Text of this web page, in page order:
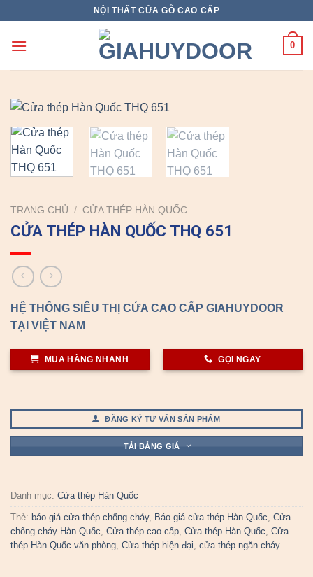
content
NỘI THẤT CỬA GỖ CAO CẤP
0
TRANG CHỦ / CỬA THÉP HÀN QUỐC
CỬA THÉP HÀN QUỐC THQ 651
HỆ THỐNG SIÊU THỊ CỬA CAO CẤP GIAHUYDOOR
TẠI VIỆT NAM
MUA HÀNG NHANH GỌI NGAY
ĐĂNG KÝ TƯ VẤN SẢN PHẨM
TẢI BẢNG GIÁ
Danh mục: Cửa thép Hàn Quốc
Thẻ: báo giá cửa thép chống cháy, Báo giá cửa thép Hàn Quốc, Cửa
chống cháy Hàn Quốc, Cửa thép cao cấp, Cửa thép Hàn Quốc, Cửa
thép Hàn Quốc văn phòng, Cửa thép hiện đại, cửa thép ngăn cháy